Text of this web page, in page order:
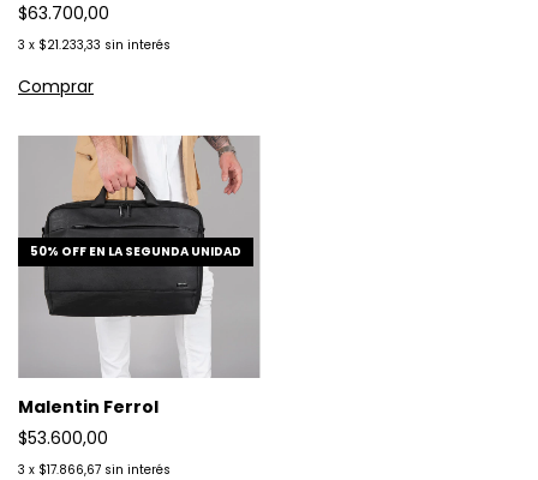
$63.700,00
3 x $21.233,33 sin interés
50% OFF EN LA SEGUNDA UNIDAD
Malentin Ferrol
$53.600,00
3 x $17.866,67 sin interés